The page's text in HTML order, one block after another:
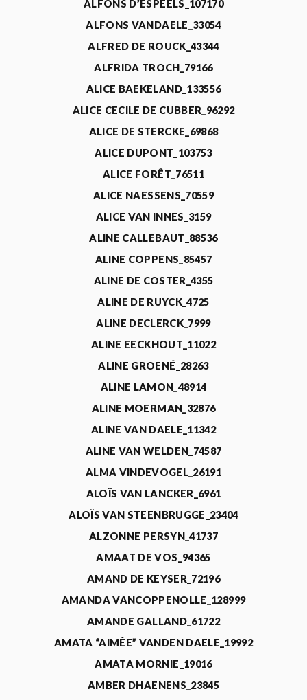
ALFONS D’ESPEELS_107170
ALFONS VANDAELE_33054
ALFRED DE ROUCK_43344
ALFRIDA TROCH_79166
ALICE BAEKELAND_133556
ALICE CECILE DE CUBBER_96292
ALICE DE STERCKE_69868
ALICE DUPONT_103753
ALICE FORÊT_76511
ALICE NAESSENS_70559
ALICE VAN INNES_3159
ALINE CALLEBAUT_88536
ALINE COPPENS_85457
ALINE DE COSTER_4355
ALINE DE RUYCK_4725
ALINE DECLERCK_7999
ALINE EECKHOUT_11022
ALINE GROENÉ_28263
ALINE LAMON_48914
ALINE MOERMAN_32876
ALINE VAN DAELE_11342
ALINE VAN WELDEN_74587
ALMA VINDEVOGEL_26191
ALOÏS VAN LANCKER_6961
ALOÏS VAN STEENBRUGGE_23404
ALZONNE PERSYN_41737
AMAAT DE VOS_94365
AMAND DE KEYSER_72196
AMANDA VANCOPPENOLLE_128999
AMANDE GALLAND_61722
AMATA “AIMÉE” VANDEN DAELE_19992
AMATA MORNIE_19016
AMBER DHAENENS_23845